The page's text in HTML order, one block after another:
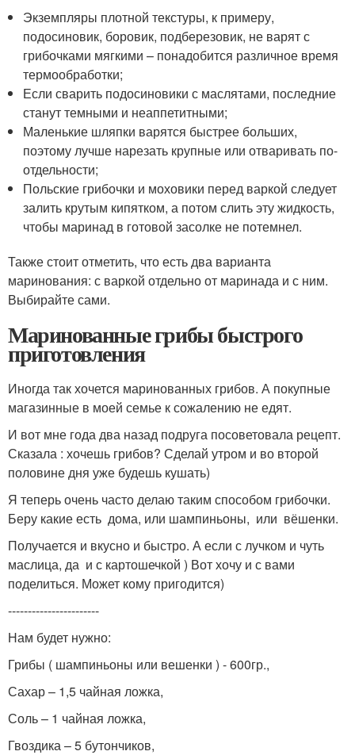
Экземпляры плотной текстуры, к примеру,
подосиновик, боровик, подберезовик, не варят с
грибочками мягкими – понадобится различное время
термообработки;
Если сварить подосиновики с маслятами, последние
станут темными и неаппетитными;
Маленькие шляпки варятся быстрее больших,
поэтому лучше нарезать крупные или отваривать по-
отдельности;
Польские грибочки и моховики перед варкой следует
залить крутым кипятком, а потом слить эту жидкость,
чтобы маринад в готовой засолке не потемнел.
Также стоит отметить, что есть два варианта
маринования: с варкой отдельно от маринада и с ним.
Выбирайте сами.
Маринованные грибы быстрого
приготовления
Иногда так хочется маринованных грибов. А покупные
магазинные в моей семье к сожалению не едят.
И вот мне года два назад подруга посоветовала рецепт.
Сказала : хочешь грибов? Сделай утром и во второй
половине дня уже будешь кушать)
Я теперь очень часто делаю таким способом грибочки.
Беру какие есть дома, или шампиньоны, или вёшенки.
Получается и вкусно и быстро. А если с лучком и чуть
маслица, да и с картошечкой ) Вот хочу и с вами
поделиться. Может кому пригодится)
-----------------------
Нам будет нужно:
Грибы ( шампиньоны или вешенки ) - 600гр.,
Сахар – 1,5 чайная ложка,
Соль – 1 чайная ложка,
Гвоздика – 5 бутончиков,